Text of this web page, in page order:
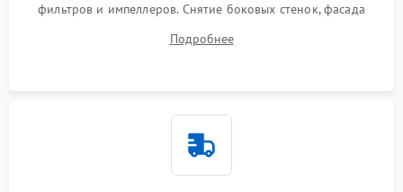
фильтров и импеллеров. Снятие боковых стенок, фасада
циркуляционному насосу, ТЭНу и сливной помпе.
Подробнее